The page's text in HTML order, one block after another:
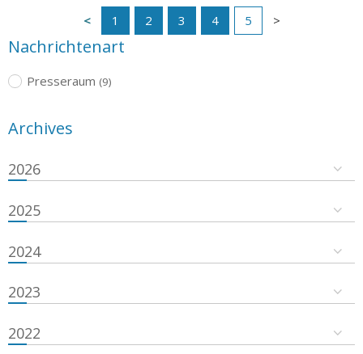
1 2 3 4 5
Nachrichtenart
Presseraum (9)
Archives
2026
2025
2024
2023
2022